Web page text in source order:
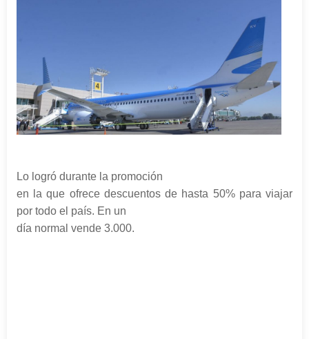
Lo logró durante la promoción
en la que ofrece descuentos de hasta 50% para viajar
por todo el país. En un
día normal vende 3.000.